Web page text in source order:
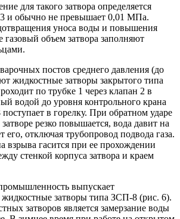
для такого затвора определяется
и обычно не превышает 0,01 МПа.
уноса воды и повышения
газовый объем затвора заполняют
постов среднего давления (до
жидкостные затворы закрытого типа
по трубке 1 через клапан 2 в
водой до уровня контрольного крана
в горелку. При обратном ударе
резко повышается, вода давит на
его, отключая трубопровод подвода газа.
взрыва гасится при ее прохождении
стенкой корпуса затвора и краем
выпускает
затворы типа ЗСП-8 (рис. 6).
затворов является замерзание воды